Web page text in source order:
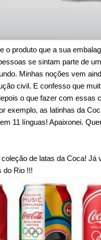
o produto que a sua
se sintam parte de
Minhas noções vem
civil. E confesso que
o que fazer com essas
exemplo, as latinhas da
11 línguas! Apaixonei.
de latas da Coca!
do Rio !!!